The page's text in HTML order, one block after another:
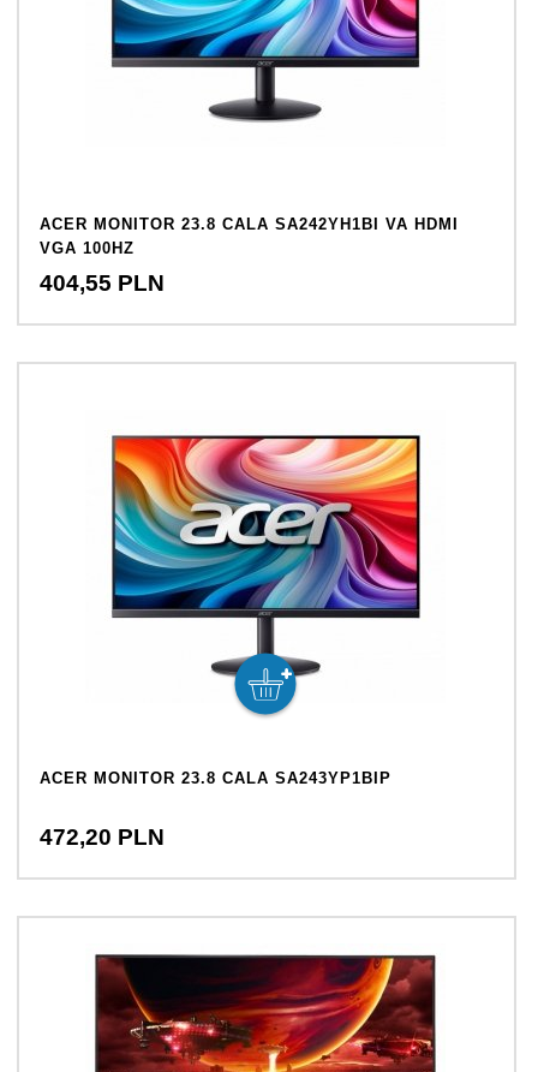
ACER MONITOR 23.8 CALA SA242YH1BI VA HDMI
VGA 100HZ
404,55 PLN
ACER MONITOR 23.8 CALA SA243YP1BIP
472,20 PLN